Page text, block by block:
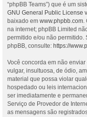
“phpBB Teams”) que é um
GNU General Public License
baixado em www.phpbb.com.
na internet; phpBB Limited
permitido e/ou não permitido.
phpBB, consulte: https://
Você concorda em não
vulgar, insultuosa, de ódio,
material que possa violar
hospedado ou leis
ser imediatamente e
Serviço de Provedor de
as mensagens são